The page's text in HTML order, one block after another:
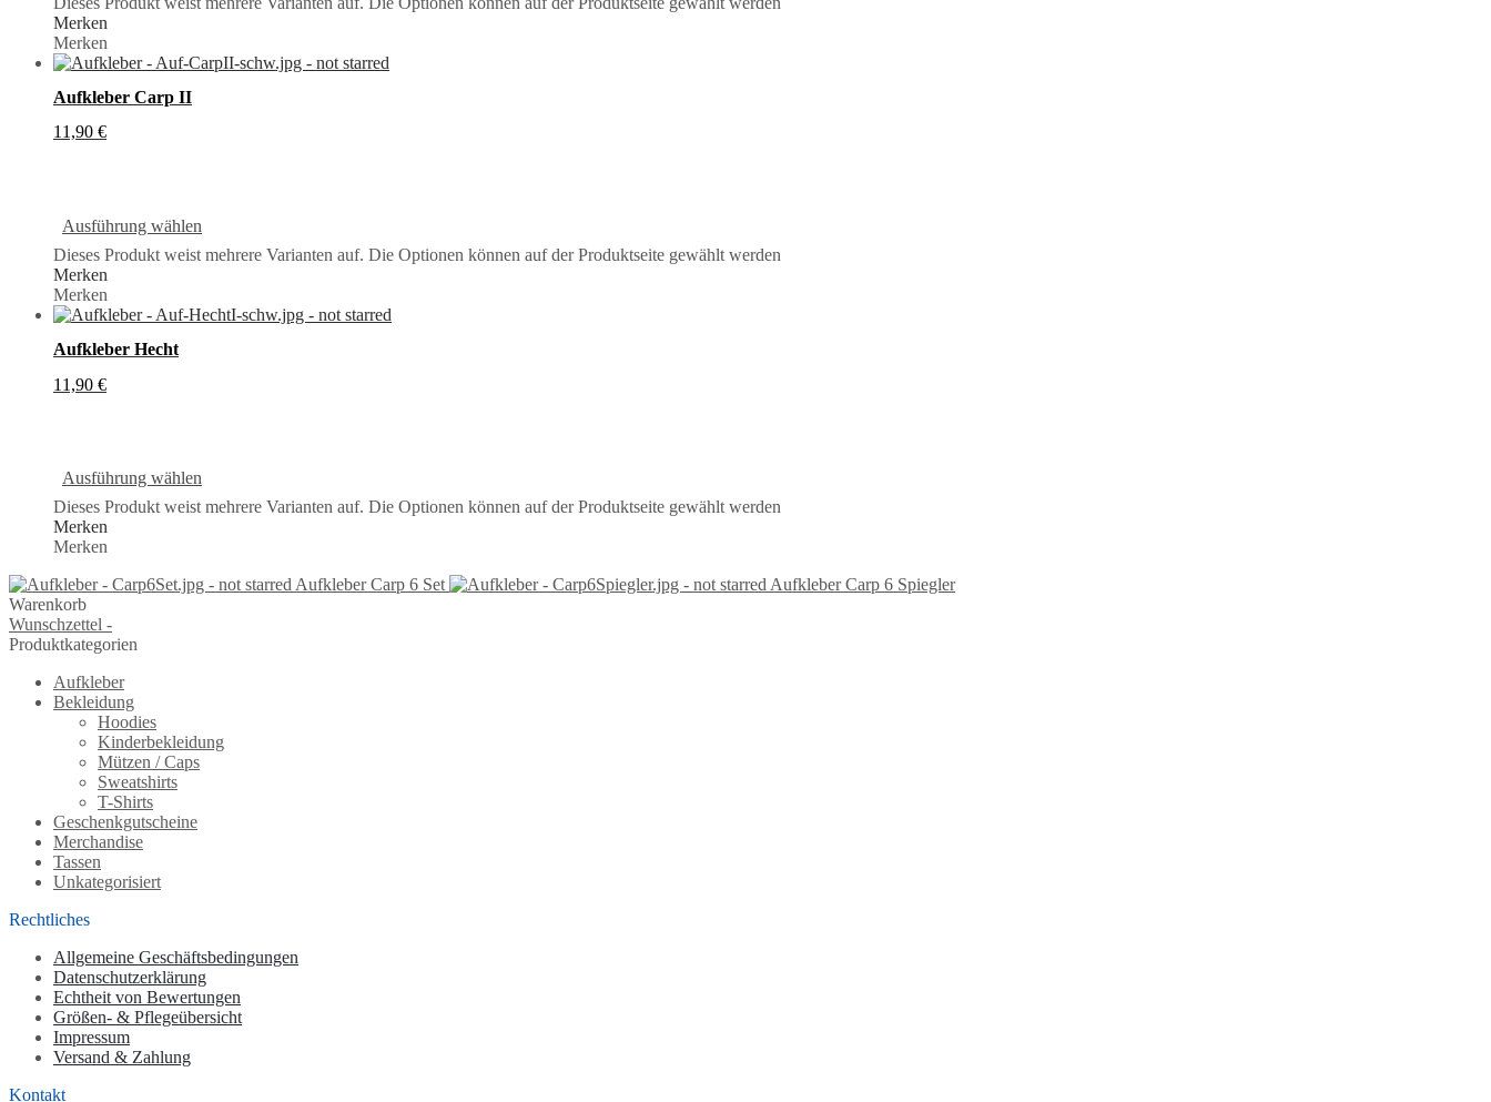
Merken
Merken
Aufkleber Carp II
11,90 €
Ausführung wählen
Dieses Produkt weist mehrere Varianten auf. Die Optionen können auf der Produktseite gewählt werden
Merken
Merken
Aufkleber Hecht
11,90 €
Ausführung wählen
Dieses Produkt weist mehrere Varianten auf. Die Optionen können auf der Produktseite gewählt werden
Merken
Merken
Aufkleber Carp 6 Set
Aufkleber Carp 6 Spiegler
Warenkorb
Wunschzettel -
Produktkategorien
Aufkleber
Bekleidung
Hoodies
Kinderbekleidung
Mützen / Caps
Sweatshirts
T-Shirts
Geschenkgutscheine
Merchandise
Tassen
Unkategorisiert
Rechtliches
Allgemeine Geschäftsbedingungen
Datenschutzerklärung
Echtheit von Bewertungen
Größen- & Pflegeübersicht
Impressum
Versand & Zahlung
Kontakt